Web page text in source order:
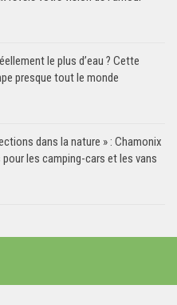
le plus d’eau ? Cette
presque tout le monde
dans la nature » : Chamonix
les camping-cars et les vans